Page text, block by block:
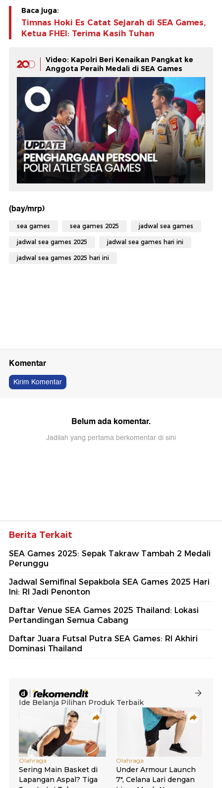
Baca juga:
Timnas Hoki Es Catat Sejarah di SEA Games,
Ketua FHEI: Terima Kasih Tuhan
Video: Kapolri Beri Kenaikan Pangkat ke
Anggota Peraih Medali di SEA Games
(bay/mrp)
sea games sea games 2025 jadwal sea games
jadwal sea games 2025 jadwal sea games hari ini
jadwal sea games 2025 hari ini
Komentar
Kirim Komentar
Belum ada komentar.
Jadilah yang pertama berkomentar di sini
Berita Terkait
SEA Games 2025: Sepak Takraw Tambah 2 Medali
Perunggu
Jadwal Semifinal Sepakbola SEA Games 2025 Hari
Ini: RI Jadi Penonton
Daftar Venue SEA Games 2025 Thailand: Lokasi
Pertandingan Semua Cabang
Daftar Juara Futsal Putra SEA Games: RI Akhiri
Dominasi Thailand